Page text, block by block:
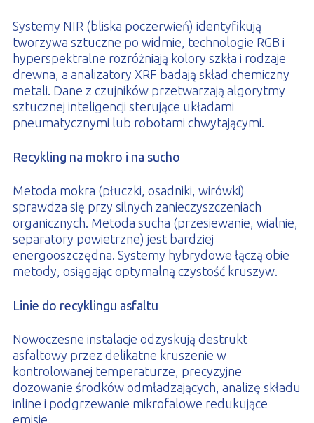
Systemy NIR (bliska poczerwień) identyfikują
tworzywa sztuczne po widmie, technologie RGB i
hyperspektralne rozróżniają kolory szkła i rodzaje
drewna, a analizatory XRF badają skład chemiczny
metali. Dane z czujników przetwarzają algorytmy
sztucznej inteligencji sterujące układami
pneumatycznymi lub robotami chwytającymi.
Recykling na mokro i na sucho
Metoda mokra (płuczki, osadniki, wirówki)
sprawdza się przy silnych zanieczyszczeniach
organicznych. Metoda sucha (przesiewanie, wialnie,
separatory powietrzne) jest bardziej
energooszczędna. Systemy hybrydowe łączą obie
metody, osiągając optymalną czystość kruszyw.
Linie do recyklingu asfaltu
Nowoczesne instalacje odzyskują destrukt
asfaltowy przez delikatne kruszenie w
kontrolowanej temperaturze, precyzyjne
dozowanie środków odmładzających, analizę składu
inline i podgrzewanie mikrofalowe redukujące
emisje.